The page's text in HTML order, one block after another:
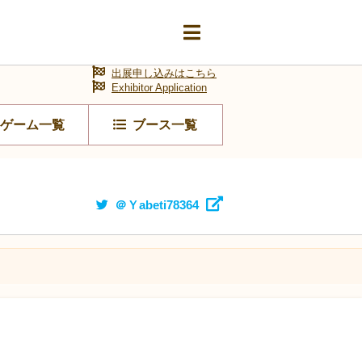
ゲーム一覧 ブース一覧
出展申し込みはこちら
Exhibitor Application
＠Ｙabeti78364